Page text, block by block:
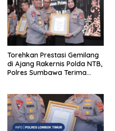
Torehkan Prestasi Gemilang
di Ajang Rakernis Polda NTB,
Polres Sumbawa Terima